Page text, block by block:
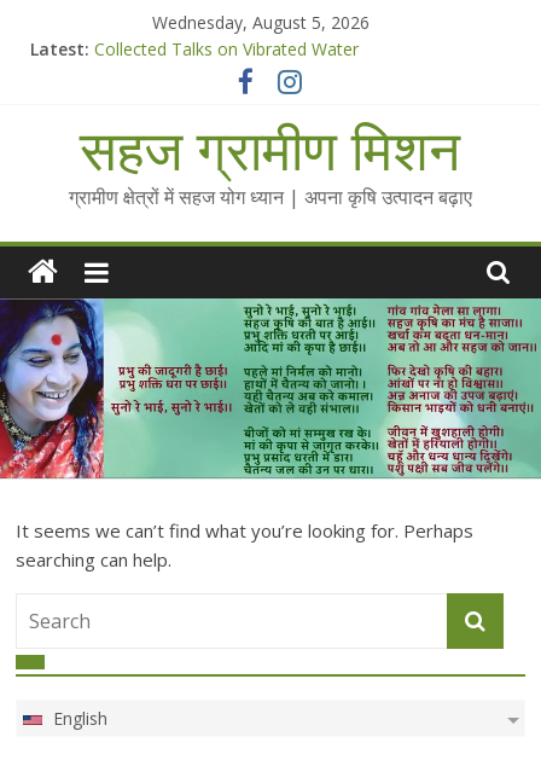
Wednesday, August 5, 2026
Latest: Collected Talks on Vibrated Water
सहज कृषि प्रचार-प्रसार किट
Standee Designs @ 2025 for Sahaj Krishi Promotions
Chalo Gaon Ki Or Abhiyaan - 2025-26
सहज ग्रामीण मिशन
ग्रामीण क्षेत्रों में सहज योग ध्यान | अपना कृषि उत्पादन बढ़ाए
It seems we can’t find what you’re looking for. Perhaps
searching can help.
English